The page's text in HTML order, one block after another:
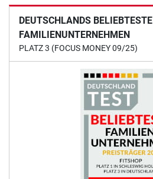
DEUTSCHLANDS BELIEBTESTE
FAMILIENUNTERNEHMEN
PLATZ 3 (FOCUS MONEY 09/25)